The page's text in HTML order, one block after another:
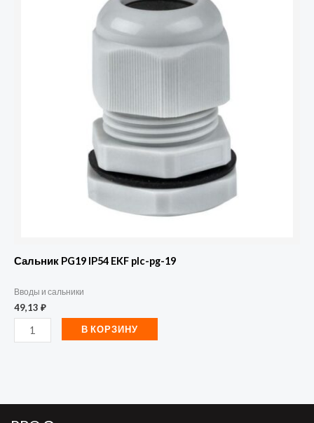
Сальник PG19 IP54 EKF plc-pg-19
Вводы и сальники
49,13 ₽
В КОРЗИНУ